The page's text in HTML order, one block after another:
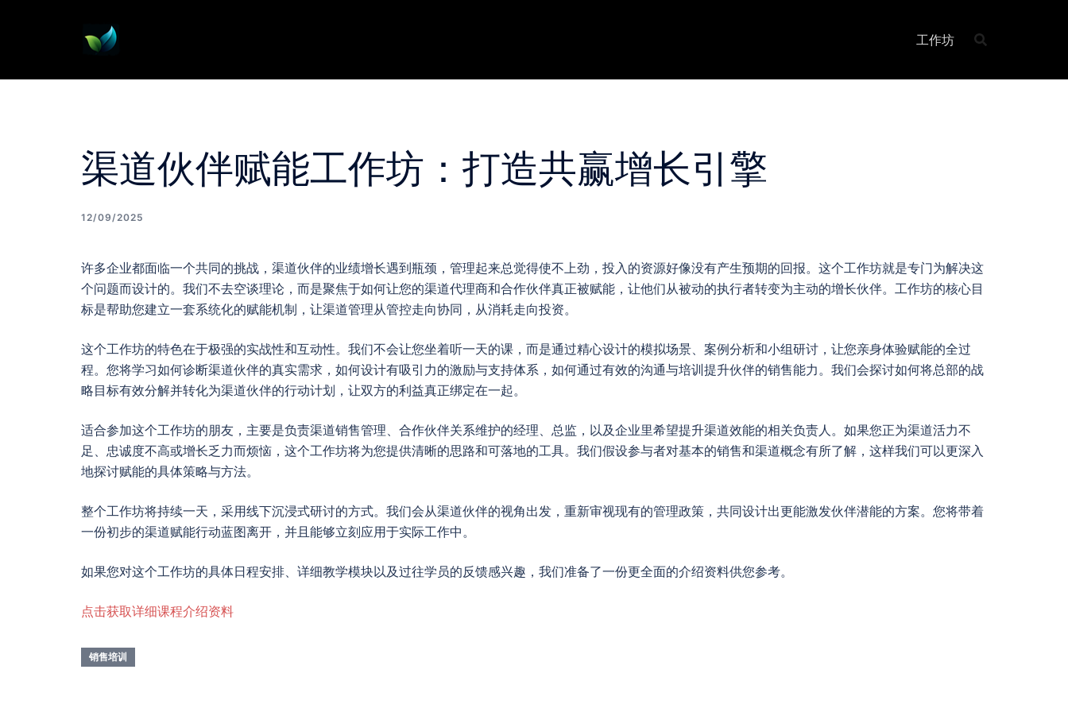
工作坊
渠道伙伴赋能工作坊：打造共赢增长引擎
12/09/2025
许多企业都面临一个共同的挑战，渠道伙伴的业绩增长遇到瓶颈，管理起来总觉得使不上劲，投入的资源好像没有产生预期的回报。这个工作坊就是专门为解决这
个问题而设计的。我们不去空谈理论，而是聚焦于如何让您的渠道代理商和合作伙伴真正被赋能，让他们从被动的执行者转变为主动的增长伙伴。工作坊的核心目
标是帮助您建立一套系统化的赋能机制，让渠道管理从管控走向协同，从消耗走向投资。
这个工作坊的特色在于极强的实战性和互动性。我们不会让您坐着听一天的课，而是通过精心设计的模拟场景、案例分析和小组研讨，让您亲身体验赋能的全过
程。您将学习如何诊断渠道伙伴的真实需求，如何设计有吸引力的激励与支持体系，如何通过有效的沟通与培训提升伙伴的销售能力。我们会探讨如何将总部的战
略目标有效分解并转化为渠道伙伴的行动计划，让双方的利益真正绑定在一起。
适合参加这个工作坊的朋友，主要是负责渠道销售管理、合作伙伴关系维护的经理、总监，以及企业里希望提升渠道效能的相关负责人。如果您正为渠道活力不
足、忠诚度不高或增长乏力而烦恼，这个工作坊将为您提供清晰的思路和可落地的工具。我们假设参与者对基本的销售和渠道概念有所了解，这样我们可以更深入
地探讨赋能的具体策略与方法。
整个工作坊将持续一天，采用线下沉浸式研讨的方式。我们会从渠道伙伴的视角出发，重新审视现有的管理政策，共同设计出更能激发伙伴潜能的方案。您将带着
一份初步的渠道赋能行动蓝图离开，并且能够立刻应用于实际工作中。
如果您对这个工作坊的具体日程安排、详细教学模块以及过往学员的反馈感兴趣，我们准备了一份更全面的介绍资料供您参考。
点击获取详细课程介绍资料
销售培训